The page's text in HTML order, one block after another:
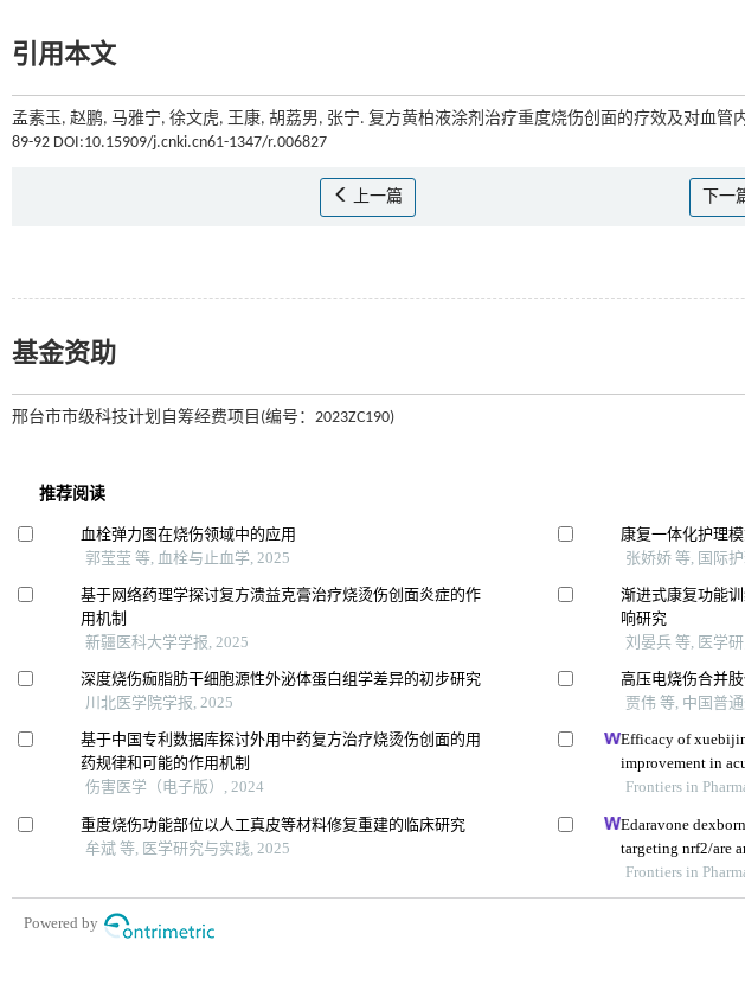
引用本文
孟素玉, 赵鹏, 马雅宁, 徐文虎, 王康, 胡荔男, 张宁. 复方黄柏液涂剂治疗重度烧伤创面的疗效及对血管
89-92 DOI:10.15909/j.cnki.cn61-1347/r.006827
上一篇 下一
基金资助
邢台市市级科技计划自筹经费项目(编号：2023ZC190)